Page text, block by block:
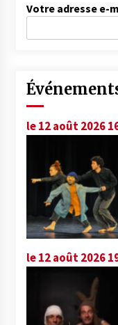
Votre adresse e-
le 12 août 2026
le 12 août 2026